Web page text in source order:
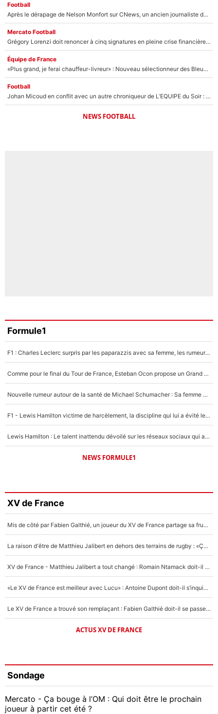
Football
Après le dérapage de Nelson Monfort sur CNews, un ancien journaliste de France Télévisions relance la polémique sur les incendies en Gironde
Mercato Football
Grégory Lorenzi doit renoncer à cinq signatures en pleine crise financière : L’IA propose sept noms à l’OM pour un mercato réussi... à seulement 5M€ !
Équipe de France
«Plus grand, je ferai chauffeur-livreur» : Nouveau sélectionneur des Bleus, Zinédine Zidane s’était imaginé un avenir très différent lorsqu'il était enfant
Football
Johan Micoud en conflit avec un autre chroniqueur de L’EQUIPE du Soir : «Pendant un moment, je ne les ai pas remis ensemble dans l'émission»
NEWS FOOTBALL
Formule1
F1 : Charles Leclerc surpris par les paparazzis avec sa femme, les rumeurs étaient vraies !
Comme pour le final du Tour de France, Esteban Ocon propose un Grand Prix de Formule 1 à Paris : «Autour de l’Arc de Triomphe, ce serait génial» !
Nouvelle rumeur autour de la santé de Michael Schumacher : Sa femme Corinna sort du silence
F1 - Lewis Hamilton victime de harcèlement, la discipline qui lui a évité le pire : «J'aurais probablement mal tourné»
Lewis Hamilton : Le talent inattendu dévoilé sur les réseaux sociaux qui a impressionné Kim Kardashian pendant leurs vacances en amoureux !
NEWS FORMULE1
XV de France
Mis de côté par Fabien Galthié, un joueur du XV de France partage sa frustration : «ils ne me l’ont pas dit tout de suite»
La raison d'être de Matthieu Jalibert en dehors des terrains de rugby : «Ça m'atteint autant que si tu touches à un membre de ma famille»
XV de France - Matthieu Jalibert a tout changé : Romain Ntamack doit-il s’inquiéter pour sa place à un an de la Coupe du monde ?
«Le XV de France est meilleur avec Lucu» : Antoine Dupont doit-il s’inquiéter pour sa place ?
Le XV de France a trouvé son remplaçant : Fabien Galthié doit-il se passer d'Antoine Dupont ?
ACTUS XV DE FRANCE
Sondage
Mercato - Ça bouge à l’OM : Qui doit être le prochain
joueur à partir cet été ?